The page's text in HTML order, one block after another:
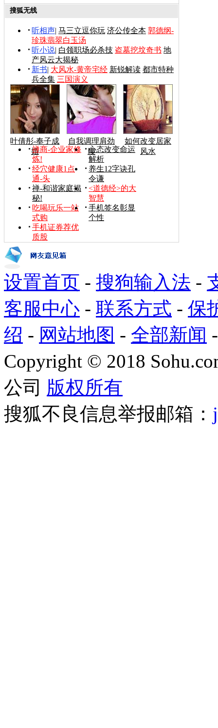
搜狐无线
听相声| 马三立逗你玩 济公传全本 郭德纲-
珍珠翡翠白玉汤
听小说| 白领职场必杀技 盗墓挖坟奇书 地
产风云大揭秘
新书| 大风水-黄帝宅经 新锐解读 都市特种
兵全集 三国演义
叶倩彤-奉子成
婚
自我调理肩劲
腰
如何改变居家
风水
禅商-企业家修
炼!
心态改变命运
解析
经穴健康1点
通-头
养生12字诀孔
令谦
禅-和谐家庭揭
秘!
<道德经>的大
智慧
吃喝玩乐一站
式购
手机签名彰显
个性
手机证券荐优
质股
设置首页 - 搜狗输入法 -
客服中心 - 联系方式 - 保
绍 - 网站地图 - 全部新闻
Copyright © 2018
公司 版权所有
搜狐不良信息举报邮箱：